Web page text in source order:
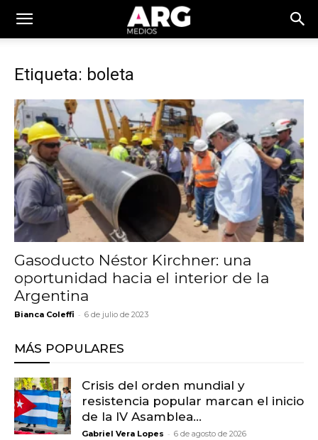
Etiqueta: boleta
Gasoducto Néstor Kirchner: una
oportunidad hacia el interior de la
Argentina
Bianca Coleffi - 6 de julio de 2023
MÁS POPULARES
Crisis del orden mundial y
resistencia popular marcan el inicio
de la IV Asamblea...
Gabriel Vera Lopes - 6 de agosto de 2026